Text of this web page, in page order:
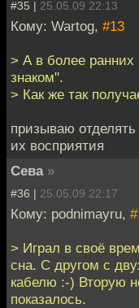
#35 | 25.05.09 22:13
Кому: Wartog, #13
> А в более ранних
знаком".
> Как же так
призываю отделять
их восприятия
Сева »
#36 | 25.05.09 22:17
Кому: podnimayru,
> Играл в своё
сна. С другом с
кабелю :-) Вторую
показалось.